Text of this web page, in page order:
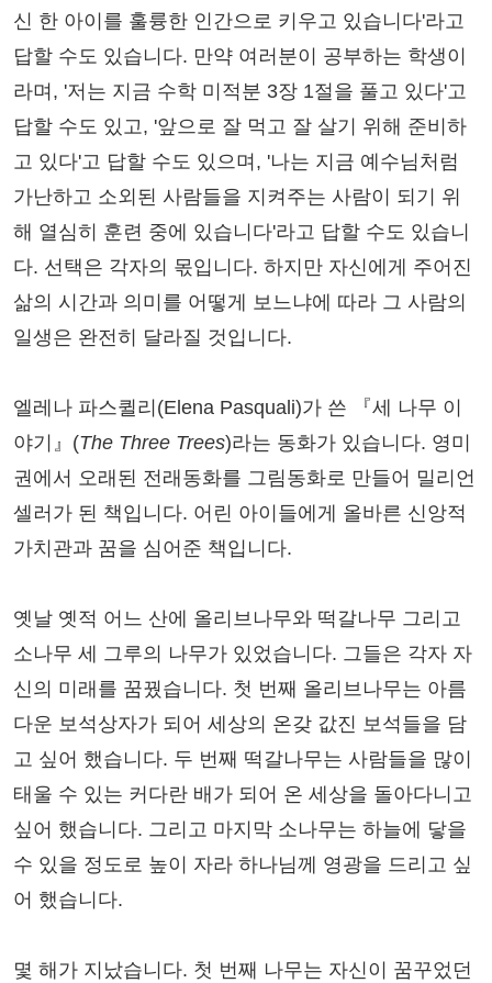
신 한 아이를 훌륭한 인간으로 키우고 있습니다'라고
답할 수도 있습니다. 만약 여러분이 공부하는 학생이
라며, '저는 지금 수학 미적분 3장 1절을 풀고 있다'고
답할 수도 있고, '앞으로 잘 먹고 잘 살기 위해 준비하
고 있다'고 답할 수도 있으며, '나는 지금 예수님처럼
가난하고 소외된 사람들을 지켜주는 사람이 되기 위
해 열심히 훈련 중에 있습니다'라고 답할 수도 있습니
다. 선택은 각자의 몫입니다. 하지만 자신에게 주어진
삶의 시간과 의미를 어떻게 보느냐에 따라 그 사람의
일생은 완전히 달라질 것입니다.
엘레나 파스퀼리(Elena Pasquali)가 쓴 『세 나무 이
야기』(The Three Trees)라는 동화가 있습니다. 영미
권에서 오래된 전래동화를 그림동화로 만들어 밀리언
셀러가 된 책입니다. 어린 아이들에게 올바른 신앙적
가치관과 꿈을 심어준 책입니다.
옛날 옛적 어느 산에 올리브나무와 떡갈나무 그리고
소나무 세 그루의 나무가 있었습니다. 그들은 각자 자
신의 미래를 꿈꿨습니다. 첫 번째 올리브나무는 아름
다운 보석상자가 되어 세상의 온갖 값진 보석들을 담
고 싶어 했습니다. 두 번째 떡갈나무는 사람들을 많이
태울 수 있는 커다란 배가 되어 온 세상을 돌아다니고
싶어 했습니다. 그리고 마지막 소나무는 하늘에 닿을
수 있을 정도로 높이 자라 하나님께 영광을 드리고 싶
어 했습니다.
몇 해가 지났습니다. 첫 번째 나무는 자신이 꿈꾸었던